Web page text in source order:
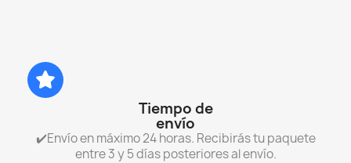
Tiempo de
envío
✔️Envío en máximo 24 horas. Recibirás tu paquete
entre 3 y 5 días posteriores al envío.